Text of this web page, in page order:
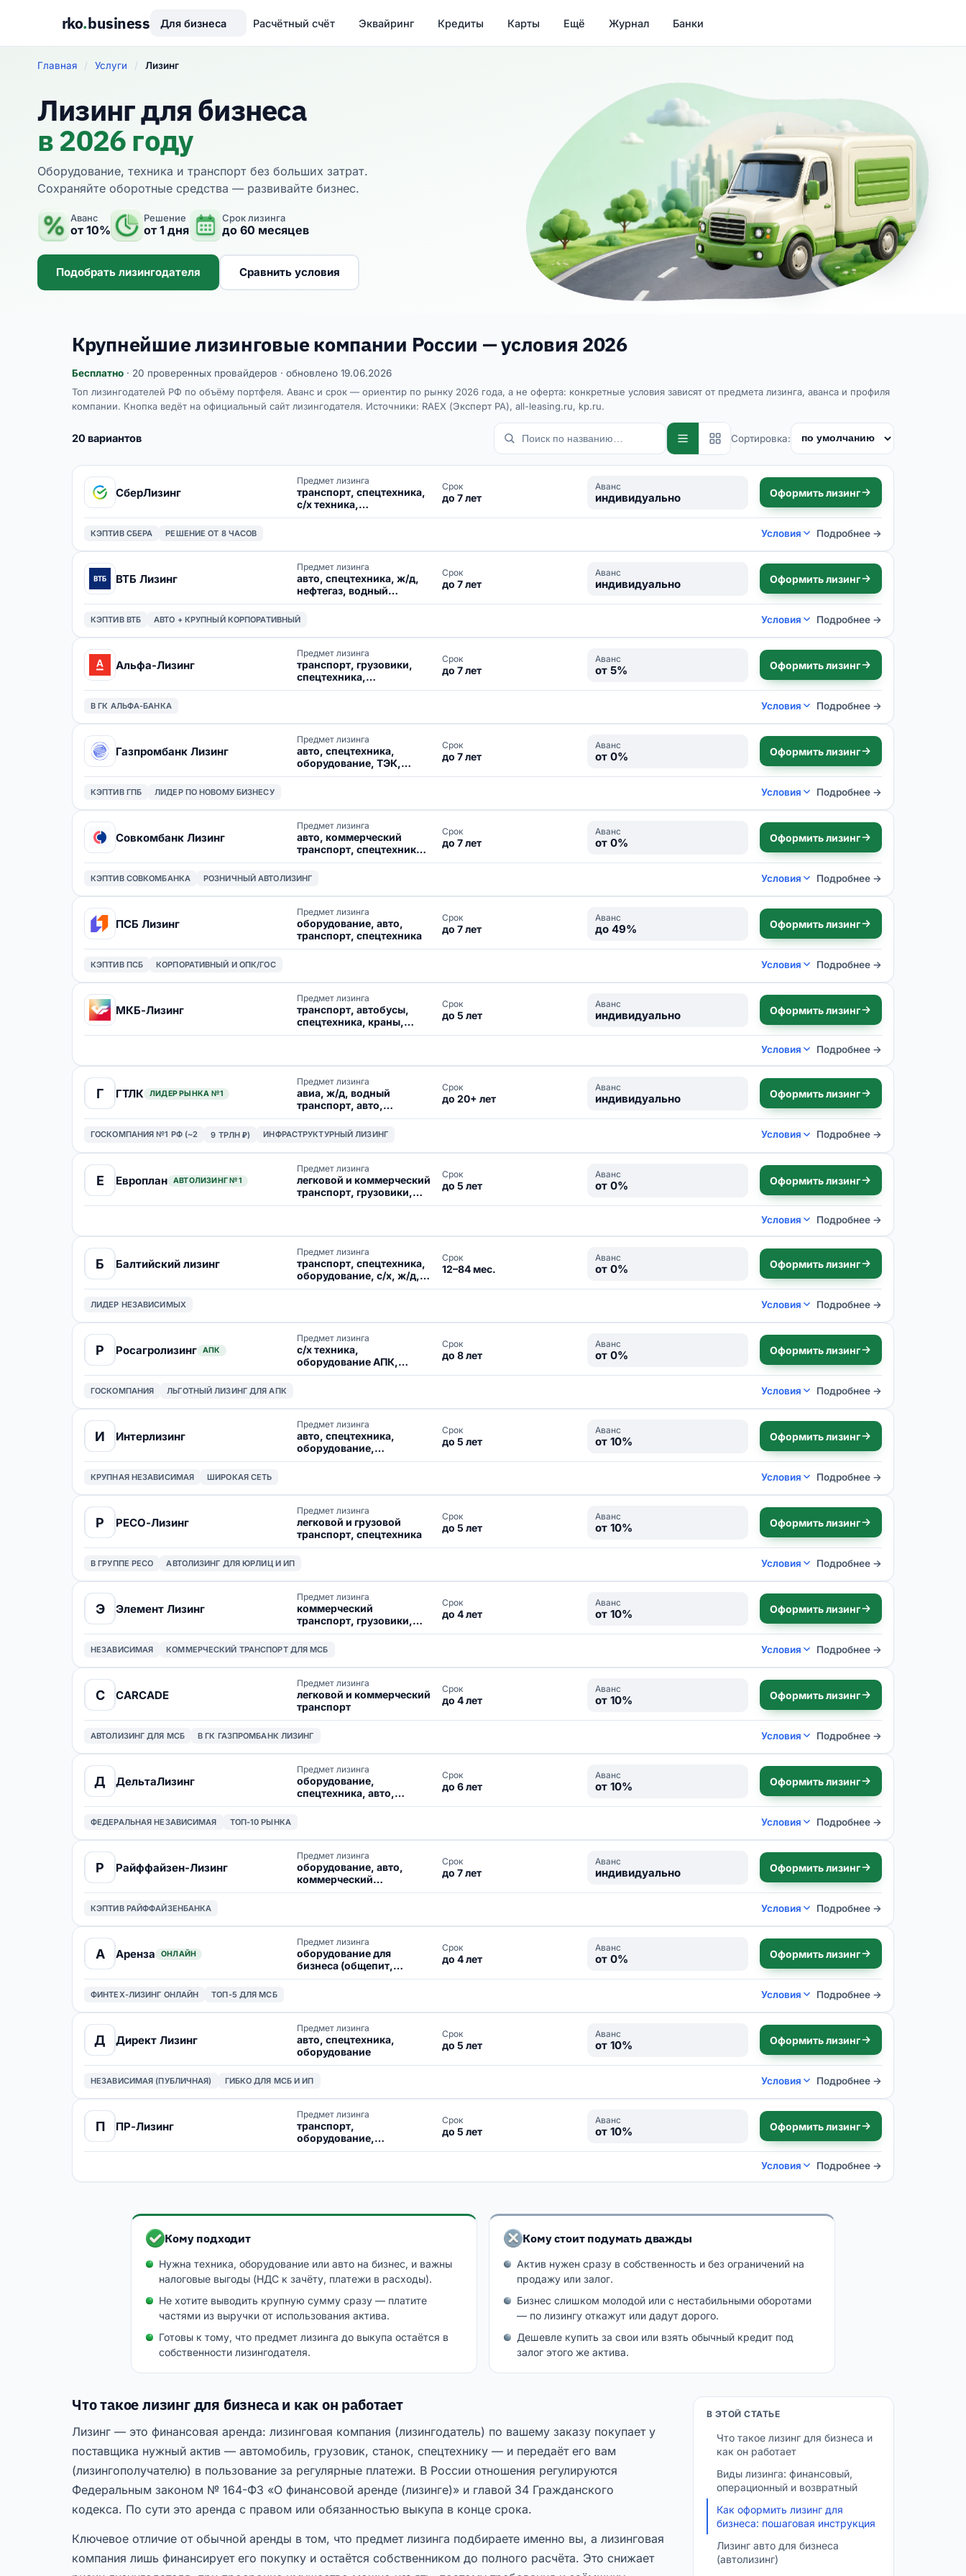
rko.business Для бизнеса Расчётный счёт Эквайринг Кредиты Карты Ещё Журнал Банки
Главная / Услуги / Лизинг
Лизинг для бизнеса
в 2026 году
Оборудование, техника и транспорт без больших затрат.
Сохраняйте оборотные средства — развивайте бизнес.
Аванс
от 10%
Решение
от 1 дня
Срок лизинга
до 60 месяцев
Подобрать лизингодателя Сравнить условия
Крупнейшие лизинговые компании России — условия 2026
Бесплатно · 20 проверенных провайдеров · обновлено 19.06.2026
Топ лизингодателей РФ по объёму портфеля. Аванс и срок — ориентир по рынку 2026 года, а не оферта: конкретные условия зависят от предмета лизинга, аванса и профиля
компании. Кнопка ведёт на официальный сайт лизингодателя. Источники: RAEX (Эксперт РА), all-leasing.ru, kp.ru.
20 вариантов Сортировка:
СберЛизинг
Предмет лизинга
транспорт, спецтехника,
с/х техника,
оборудование, ж/д
Срок
до 7 лет
Аванс
индивидуально Оформить лизинг
КЭПТИВ СБЕРА РЕШЕНИЕ ОТ 8 ЧАСОВ Условия Подробнее →
ВТБ Лизинг
Предмет лизинга
авто, спецтехника, ж/д,
нефтегаз, водный
транспорт, оборудование
Срок
до 7 лет
Аванс
индивидуально Оформить лизинг
КЭПТИВ ВТБ АВТО + КРУПНЫЙ КОРПОРАТИВНЫЙ Условия Подробнее →
Альфа-Лизинг
Предмет лизинга
транспорт, грузовики,
спецтехника,
оборудование,
Срок
до 7 лет
Аванс
от 5% Оформить лизинг
В ГК АЛЬФА-БАНКА Условия Подробнее →
Газпромбанк Лизинг
Предмет лизинга
авто, спецтехника,
оборудование, ТЭК,
недвижимость, ж/д
Срок
до 7 лет
Аванс
от 0% Оформить лизинг
КЭПТИВ ГПБ ЛИДЕР ПО НОВОМУ БИЗНЕСУ Условия Подробнее →
Совкомбанк Лизинг
Предмет лизинга
авто, коммерческий
транспорт, спецтехника,
оборудование
Срок
до 7 лет
Аванс
от 0% Оформить лизинг
КЭПТИВ СОВКОМБАНКА РОЗНИЧНЫЙ АВТОЛИЗИНГ Условия Подробнее →
ПСБ Лизинг
Предмет лизинга
оборудование, авто,
транспорт, спецтехника
Срок
до 7 лет
Аванс
до 49% Оформить лизинг
КЭПТИВ ПСБ КОРПОРАТИВНЫЙ И ОПК/ГОС Условия Подробнее →
МКБ-Лизинг
Предмет лизинга
транспорт, автобусы,
спецтехника, краны,
оборудование
Срок
до 5 лет
Аванс
индивидуально Оформить лизинг
Условия Подробнее →
Г ГТЛК ЛИДЕР РЫНКА №1
Предмет лизинга
авиа, ж/д, водный
транспорт, авто,
спецтехника
Срок
до 20+ лет
Аванс
индивидуально Оформить лизинг
ГОСКОМПАНИЯ №1 РФ (~2 9 ТРЛН ₽) ИНФРАСТРУКТУРНЫЙ ЛИЗИНГ Условия Подробнее →
Е Европлан АВТОЛИЗИНГ №1
Предмет лизинга
легковой и коммерческий
транспорт, грузовики,
спецтехника
Срок
до 5 лет
Аванс
от 0% Оформить лизинг
Условия Подробнее →
Б Балтийский лизинг
Предмет лизинга
транспорт, спецтехника,
оборудование, с/х, ж/д,
недвижимость
Срок
12–84 мес.
Аванс
от 0% Оформить лизинг
ЛИДЕР НЕЗАВИСИМЫХ Условия Подробнее →
Р Росагролизинг АПК
Предмет лизинга
с/х техника,
оборудование АПК,
племенной скот
Срок
до 8 лет
Аванс
от 0% Оформить лизинг
ГОСКОМПАНИЯ ЛЬГОТНЫЙ ЛИЗИНГ ДЛЯ АПК Условия Подробнее →
И Интерлизинг
Предмет лизинга
авто, спецтехника,
оборудование,
недвижимость
Срок
до 5 лет
Аванс
от 10% Оформить лизинг
КРУПНАЯ НЕЗАВИСИМАЯ ШИРОКАЯ СЕТЬ Условия Подробнее →
Р РЕСО-Лизинг
Предмет лизинга
легковой и грузовой
транспорт, спецтехника
Срок
до 5 лет
Аванс
от 10% Оформить лизинг
В ГРУППЕ РЕСО АВТОЛИЗИНГ ДЛЯ ЮРЛИЦ И ИП Условия Подробнее →
Э Элемент Лизинг
Предмет лизинга
коммерческий
транспорт, грузовики,
спецтехника,
оборудование
Срок
до 4 лет
Аванс
от 10% Оформить лизинг
НЕЗАВИСИМАЯ КОММЕРЧЕСКИЙ ТРАНСПОРТ ДЛЯ МСБ Условия Подробнее →
C CARCADE
Предмет лизинга
легковой и коммерческий
транспорт
Срок
до 4 лет
Аванс
от 10% Оформить лизинг
АВТОЛИЗИНГ ДЛЯ МСБ В ГК ГАЗПРОМБАНК ЛИЗИНГ Условия Подробнее →
Д ДельтаЛизинг
Предмет лизинга
оборудование,
спецтехника, авто,
грузовой транспорт
Срок
до 6 лет
Аванс
от 10% Оформить лизинг
ФЕДЕРАЛЬНАЯ НЕЗАВИСИМАЯ ТОП-10 РЫНКА Условия Подробнее →
Р Райффайзен-Лизинг
Предмет лизинга
оборудование, авто,
коммерческий
транспорт, спецтехника
Срок
до 7 лет
Аванс
индивидуально Оформить лизинг
КЭПТИВ РАЙФФАЙЗЕНБАНКА Условия Подробнее →
А Аренза ОНЛАЙН
Предмет лизинга
оборудование для
бизнеса (общепит,
медицина, производство)
Срок
до 4 лет
Аванс
от 0% Оформить лизинг
ФИНТЕХ-ЛИЗИНГ ОНЛАЙН ТОП-5 ДЛЯ МСБ Условия Подробнее →
Д Директ Лизинг
Предмет лизинга
авто, спецтехника,
оборудование
Срок
до 5 лет
Аванс
от 10% Оформить лизинг
НЕЗАВИСИМАЯ (ПУБЛИЧНАЯ) ГИБКО ДЛЯ МСБ И ИП Условия Подробнее →
П ПР-Лизинг
Предмет лизинга
транспорт,
оборудование,
недвижимость,
Срок
до 5 лет
Аванс
от 10% Оформить лизинг
Условия Подробнее →
Кому подходит
Нужна техника, оборудование или авто на бизнес, и важны
налоговые выгоды (НДС к зачёту, платежи в расходы).
Не хотите выводить крупную сумму сразу — платите
частями из выручки от использования актива.
Готовы к тому, что предмет лизинга до выкупа остаётся в
собственности лизингодателя.
Кому стоит подумать дважды
Актив нужен сразу в собственность и без ограничений на
продажу или залог.
Бизнес слишком молодой или с нестабильными оборотами
— по лизингу откажут или дадут дорого.
Дешевле купить за свои или взять обычный кредит под
залог этого же актива.
Что такое лизинг для бизнеса и как он работает
Лизинг — это финансовая аренда: лизинговая компания (лизингодатель) по вашему заказу покупает у
поставщика нужный актив — автомобиль, грузовик, станок, спецтехнику — и передаёт его вам
(лизингополучателю) в пользование за регулярные платежи. В России отношения регулируются
Федеральным законом № 164-ФЗ «О финансовой аренде (лизинге)» и главой 34 Гражданского
кодекса. По сути это аренда с правом или обязанностью выкупа в конце срока.
Ключевое отличие от обычной аренды в том, что предмет лизинга подбираете именно вы, а лизинговая
компания лишь финансирует его покупку и остаётся собственником до полного расчёта. Это снижает
В ЭТОЙ СТАТЬЕ
Что такое лизинг для бизнеса и
как он работает
Виды лизинга: финансовый,
операционный и возвратный
Как оформить лизинг для
бизнеса: пошаговая инструкция
Лизинг авто для бизнеса
(автолизинг)